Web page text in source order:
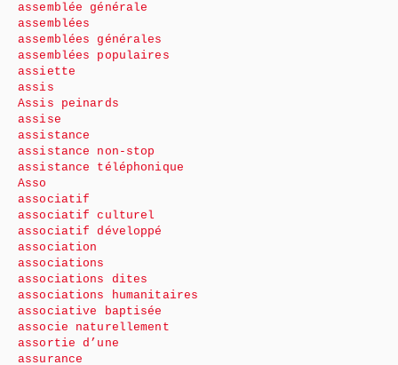
assemblée générale
assemblées
assemblées générales
assemblées populaires
assiette
assis
Assis peinards
assise
assistance
assistance non-stop
assistance téléphonique
Asso
associatif
associatif culturel
associatif développé
association
associations
associations dites
associations humanitaires
associative baptisée
associe naturellement
assortie d’une
assurance